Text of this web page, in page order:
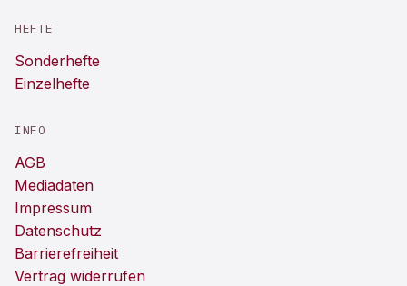
HEFTE
Sonderhefte
Einzelhefte
INFO
AGB
Mediadaten
Impressum
Datenschutz
Barrierefreiheit
Vertrag widerrufen